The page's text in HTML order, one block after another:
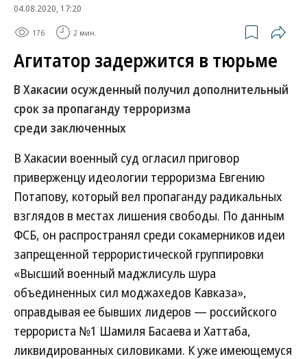
04.08.2020, 17:20
176 2 мин.
Агитатор задержится в тюрьме
В Хакасии осужденный получил дополнительный
срок за пропаганду терроризма
среди заключенных
В Хакасии военный суд огласил приговор
приверженцу идеологии терроризма Евгению
Потапову, который вел пропаганду радикальных
взглядов в местах лишения свободы. По данным
ФСБ, он распространял среди сокамерников идеи
запрещенной террористической группировки
«Высший военный маджлисуль шура
объединенных сил моджахедов Кавказа»,
оправдывая ее бывших лидеров — российского
террориста №1 Шамиля Басаева и Хаттаба,
ликвидированных силовиками. К уже имеющемуся